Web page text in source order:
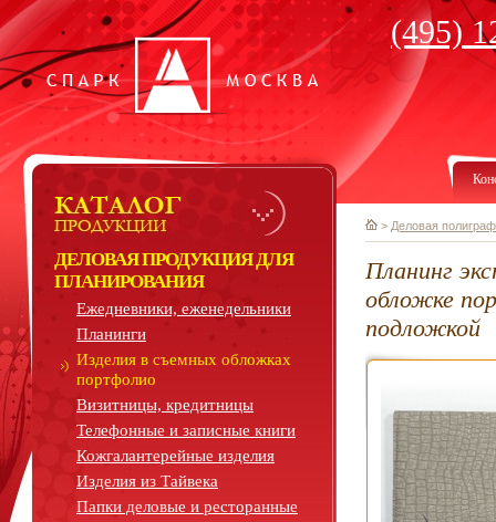
(495)
ДЕЛОВАЯ ПРОДУКЦИЯ ДЛЯ
ПЛАНИРОВАНИЯ
Ежедневники, еженедельники
Планинги
Изделия в съемных обложках
портфолио
Визитницы, кредитницы
Телефонные и записные книги
Кожгалантерейные изделия
Изделия из Тайвека
Папки деловые и ресторанные
> Деловая
Планинг
обложке
подложкой